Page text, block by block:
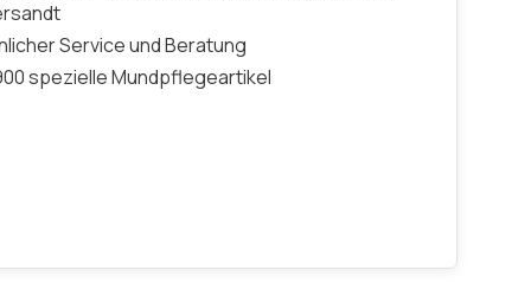
Service und Beratung
spezielle Mundpflegeartikel